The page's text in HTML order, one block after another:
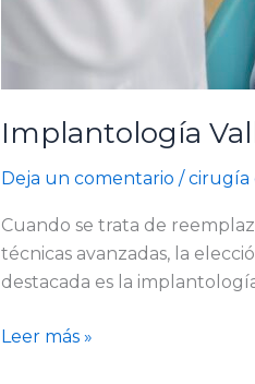
Implantología
Deja un comentario /cirugía
Cuando se trata de
técnicas avanzadas, la
destacada es la
Leer más »